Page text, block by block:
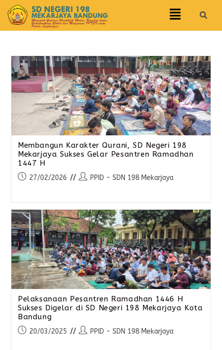
Membangun Karakter Qurani, SD Negeri 198
Mekarjaya Sukses Gelar Pesantren Ramadhan
1447 H
27/02/2026 PPID - SDN 198 Mekarjaya
Pelaksanaan Pesantren Ramadhan 1446 H
Sukses Digelar di SD Negeri 198 Mekarjaya Kota
Bandung
20/03/2025 PPID - SDN 198 Mekarjaya